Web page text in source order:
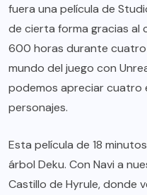
fuera una película de
de cierta forma gracias al
600 horas durante
mundo del juego con
podemos apreciar cuatro
personajes.
Esta película de 18
árbol Deku. Con Navi a
Castillo de Hyrule, donde